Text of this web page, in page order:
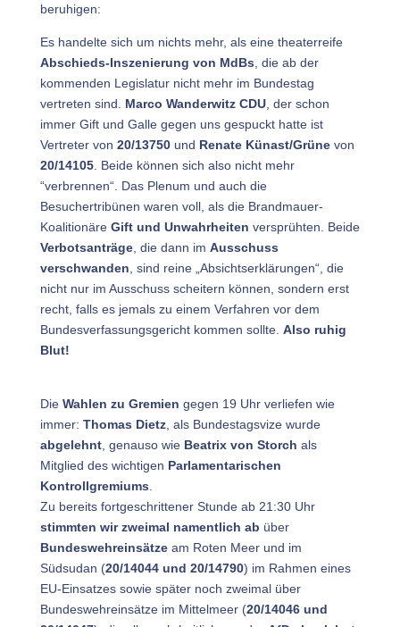
beruhigen:
Es handelte sich um nichts mehr, als eine theaterreife
Abschieds-Inszenierung von MdBs , die ab der
kommenden Legislatur nicht mehr im Bundestag
vertreten sind. Marco Wanderwitz CDU, der schon
immer Gift und Galle gegen uns gespuckt hatte ist
Vertreter von 20/13750 und Renate Künast/Grünevon
20/14105. Beide können sich also nicht mehr
“verbrennen“. Das Plenum und auch die
Besuchertribünen waren voll, als die Brandmauer-
Koalitionäre Gift und Unwahrheiten versprühten. Beide
Verbotsanträge, die dann im Ausschuss
verschwanden , sind reine „Absichtserklärungen“, die
nicht nur im Ausschuss scheitern können, sondern erst
recht, falls es jemals zu einem Verfahren vor dem
Bundesverfassungsgericht kommen sollte. Also ruhig
Blut!
Die Wahlen zu Gremien gegen 19 Uhr verliefen wie
immer: Thomas Dietz, als Bundestagsvize wurde
abgelehnt, genauso wie Beatrix von Storch als
Mitglied des wichtigen Parlamentarischen
Kontrollgremiums
Zu bereits fortgeschrittener Stunde ab 21:30 Uhr
stimmten wir zweimal namentlich ab über
Bundeswehreinsätzeam Roten Meer und im
Südsudan (20/14044 und 20/14790) im Rahmen eines
EU-Einsatzes sowie später noch zweimal über
Bundeswehreinsätze im Mittelmeer (20/14046 und